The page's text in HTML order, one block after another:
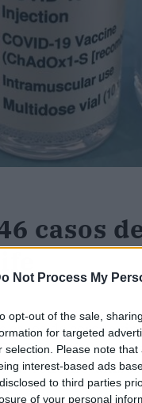
Not Process My
opt-out of the sale,
for targeted
selection. Please note
interest-based ads
to third parties
of your personal
casos
de
al tiempo
en Tenerife,